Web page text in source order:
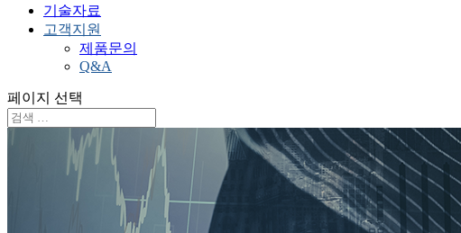
기술자료
고객지원
제품문의
Q&A
페이지 선택